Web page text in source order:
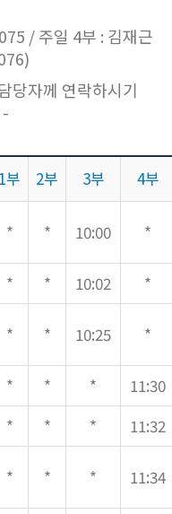
/ 주일 4부 : 김재근
당자께 연락하시기
1부 2부 3부
4부
* * 10:00 *
* * 10:02
*
* * 10:25 *
* * *
11:30
* * *
11:32
* * * 11:34